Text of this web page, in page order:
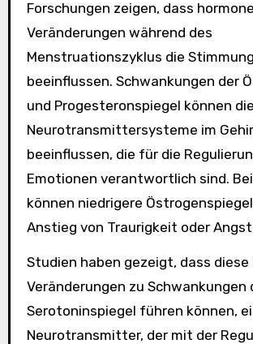
Forschungen zeigen, dass
Veränderungen während des
Menstruationszyklus die
beeinflussen. Schwankungen der
und Progesteronspiegel können die
Neurotransmittersysteme im
beeinflussen, die für die
Emotionen verantwortlich sind.
können niedrigere
Anstieg von Traurigkeit oder
Studien haben gezeigt, dass diese
Veränderungen zu Schwankungen
Serotoninspiegel führen können,
Neurotransmitter, der mit der